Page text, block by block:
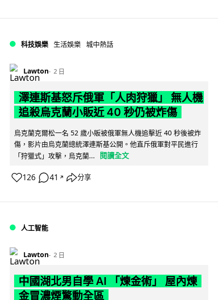
科技娛樂 生活娛樂 城中熱話
Lawton 2 日
澤連斯基怒斥俄軍「人肉狩獵」 無人機
追殺烏克蘭小販近 40 秒仍被炸傷
烏克蘭克爾松一名 52 歲小販被俄軍無人機追擊近 40 秒後被炸
傷，影片由烏克蘭總統澤連斯基公開。他直斥俄軍對平民進行
「狩獵式」攻擊，烏克蘭...
閱讀全文
126 41 ↗ 分享
人工智能
Lawton 2 日
中國湖北男自學 AI 「煉金術」 屋內煉
金冒濃煙驚動全區